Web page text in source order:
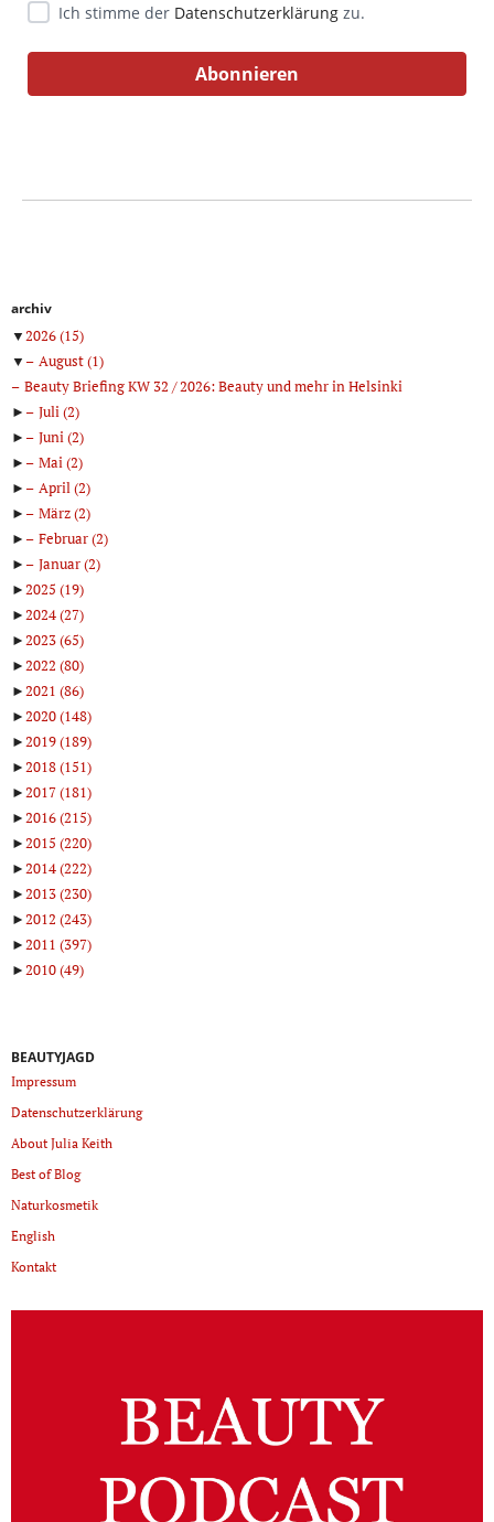
Ich stimme der Datenschutzerklärung zu.
archiv
▼2026(15)
▼
August(1)
Beauty Briefing KW 32 / 2026: Beauty und mehr in Helsinki
►
Juli(2)
►
Juni(2)
►
Mai(2)
►
April(2)
►
März(2)
►
Februar(2)
►
Januar(2)
►2025 (19)
►2024(27)
►2023(65)
►2022 (80)
►2021 (86)
►2020(148)
►2019(189)
►2018(151)
►2017(181)
►2016(215)
►2015 (220)
►2014(222)
►2013(230)
►2012 (243)
►2011 (397)
►2010(49)
BEAUTYJAGD
Impressum
Datenschutzerklärung
About Julia Keith
Best of Blog
Naturkosmetik
English
Kontakt